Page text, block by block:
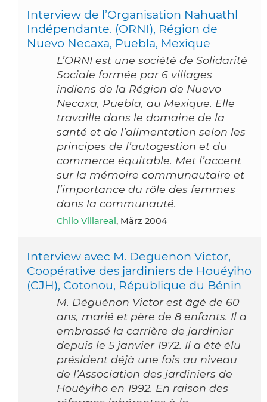
Interview de l’Organisation Nahuathl
Indépendante. (ORNI), Région de
Nuevo Necaxa, Puebla, Mexique
L’ORNI est une société de Solidarité
Sociale formée par 6 villages
indiens de la Région de Nuevo
Necaxa, Puebla, au Mexique. Elle
travaille dans le domaine de la
santé et de l’alimentation selon les
principes de l’autogestion et du
commerce équitable. Met l’accent
sur la mémoire communautaire et
l’importance du rôle des femmes
dans la communauté.
Chilo Villareal , März 2004
Interview avec M. Deguenon Victor,
Coopérative des jardiniers de Houéyiho
(CJH), Cotonou, République du Bénin
M. Déguénon Victor est âgé de 60
ans, marié et père de 8 enfants. Il a
embrassé la carrière de jardinier
depuis le 5 janvier 1972. Il a été élu
président déjà une fois au niveau
de l’Association des jardiniers de
Houéyiho en 1992. En raison des